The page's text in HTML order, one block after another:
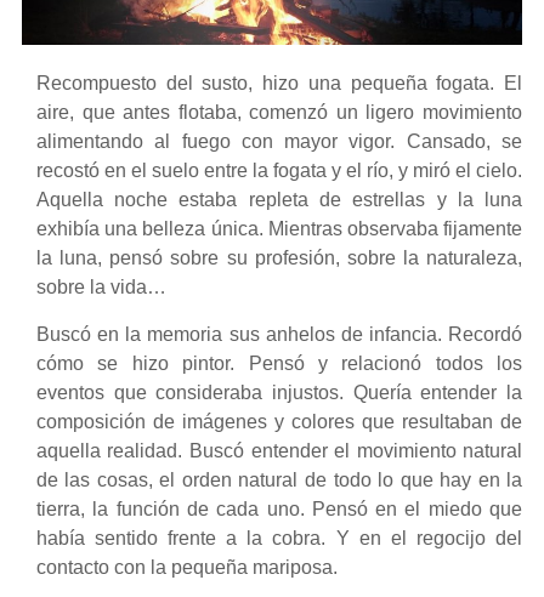
Recompuesto del susto, hizo una pequeña fogata. El
aire, que antes flotaba, comenzó un ligero movimiento
alimentando al fuego con mayor vigor. Cansado, se
recostó en el suelo entre la fogata y el río, y miró el cielo.
Aquella noche estaba repleta de estrellas y la luna
exhibía una belleza única. Mientras observaba fijamente
la luna, pensó sobre su profesión, sobre la naturaleza,
sobre la vida…
Buscó en la memoria sus anhelos de infancia. Recordó
cómo se hizo pintor. Pensó y relacionó todos los
eventos que consideraba injustos. Quería entender la
composición de imágenes y colores que resultaban de
aquella realidad. Buscó entender el movimiento natural
de las cosas, el orden natural de todo lo que hay en la
tierra, la función de cada uno. Pensó en el miedo que
había sentido frente a la cobra. Y en el regocijo del
contacto con la pequeña mariposa.